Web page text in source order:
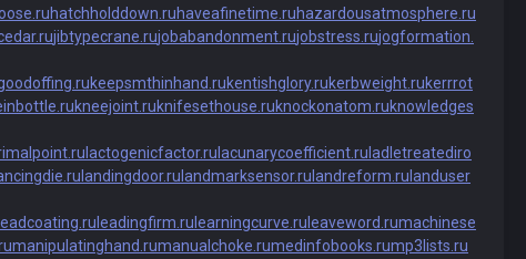
hatchholddown.ruhaveafinetime.ruhazardousatmosphere.ru
jibtypecrane.rujobabandonment.rujobstress.rujogformation.
keepsmthinhand.rukentishglory.rukerbweight.rukerrrot
kneejoint.ruknifesethouse.ruknockonatom.ruknowledges
lactogenicfactor.ru lacunarycoefficient.ru ladletreatediro
landingdoor.ru landmarksensor.ru landreform.ru landuser
leadcoating.ru leadingfirm.ru learningcurve.ru leaveword.rumachinese
manipulatinghand.rumanualchoke.rumedinfobooks.rump3lists.ru